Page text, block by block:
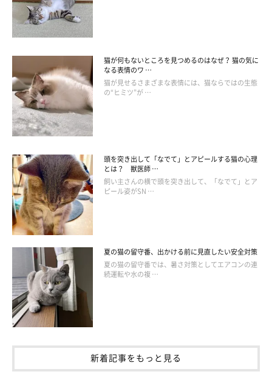
ねこのきもち投稿写真ギャラリー
「トイレを使ってくれなくて困った。砂を変えたら使い始
「その後はわかってくれたのですが、 最初の頃はトイレの
位置をわかってくれませんでした。それが戸惑いました」
「爪がなかなか切れない」
隔であげたらよいのか分からず戸惑った」
「初めてのニャンコだったので、食事の量や回数、トイレ
があってるかどうか、どこまで自由に行動させていいの
か、一つ一つ不安でした。特に誤飲やニャンコにとって危
険なものなどが置いてないかなど、すごく気をつかいまし
お迎えするような感じで結構戸惑いは大きかったです。今
はニャンコのためなら呼吸するくらい当たり前のことなん
猫が何もないところを見つめるのはなぜ？ 猫の気に
なる表情のワ …
猫が見せるさまざまな表情には、猫ならではの生態
の“ヒミツ”が …
頭を突き出して「なでて」とアピールする猫の心理
とは？ 獣医師 …
飼い主さんの横で頭を突き出して、「なでて」とア
ピール姿がSN …
夏の猫の留守番、出かける前に見直したい安全対策
夏の猫の留守番では、暑さ対策としてエアコンの連
続運転や水の複 …
新着記事をもっと見る